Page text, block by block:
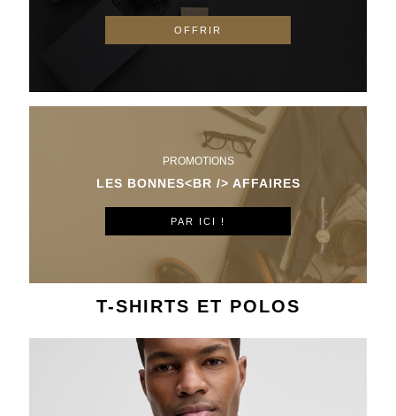
OFFRIR
PROMOTIONS
LES BONNES<BR /> AFFAIRES
PAR ICI !
T-SHIRTS ET POLOS